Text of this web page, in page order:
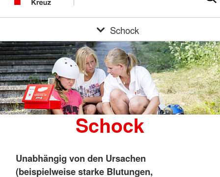
Schock
Schock
Unabhängig von den Ursachen
(beispielweise starke Blutungen,